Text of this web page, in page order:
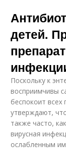
детей.
Поскольку к
восприимчивы
беспокоит
утверждают,
также часто,
вирусная
ослабленным